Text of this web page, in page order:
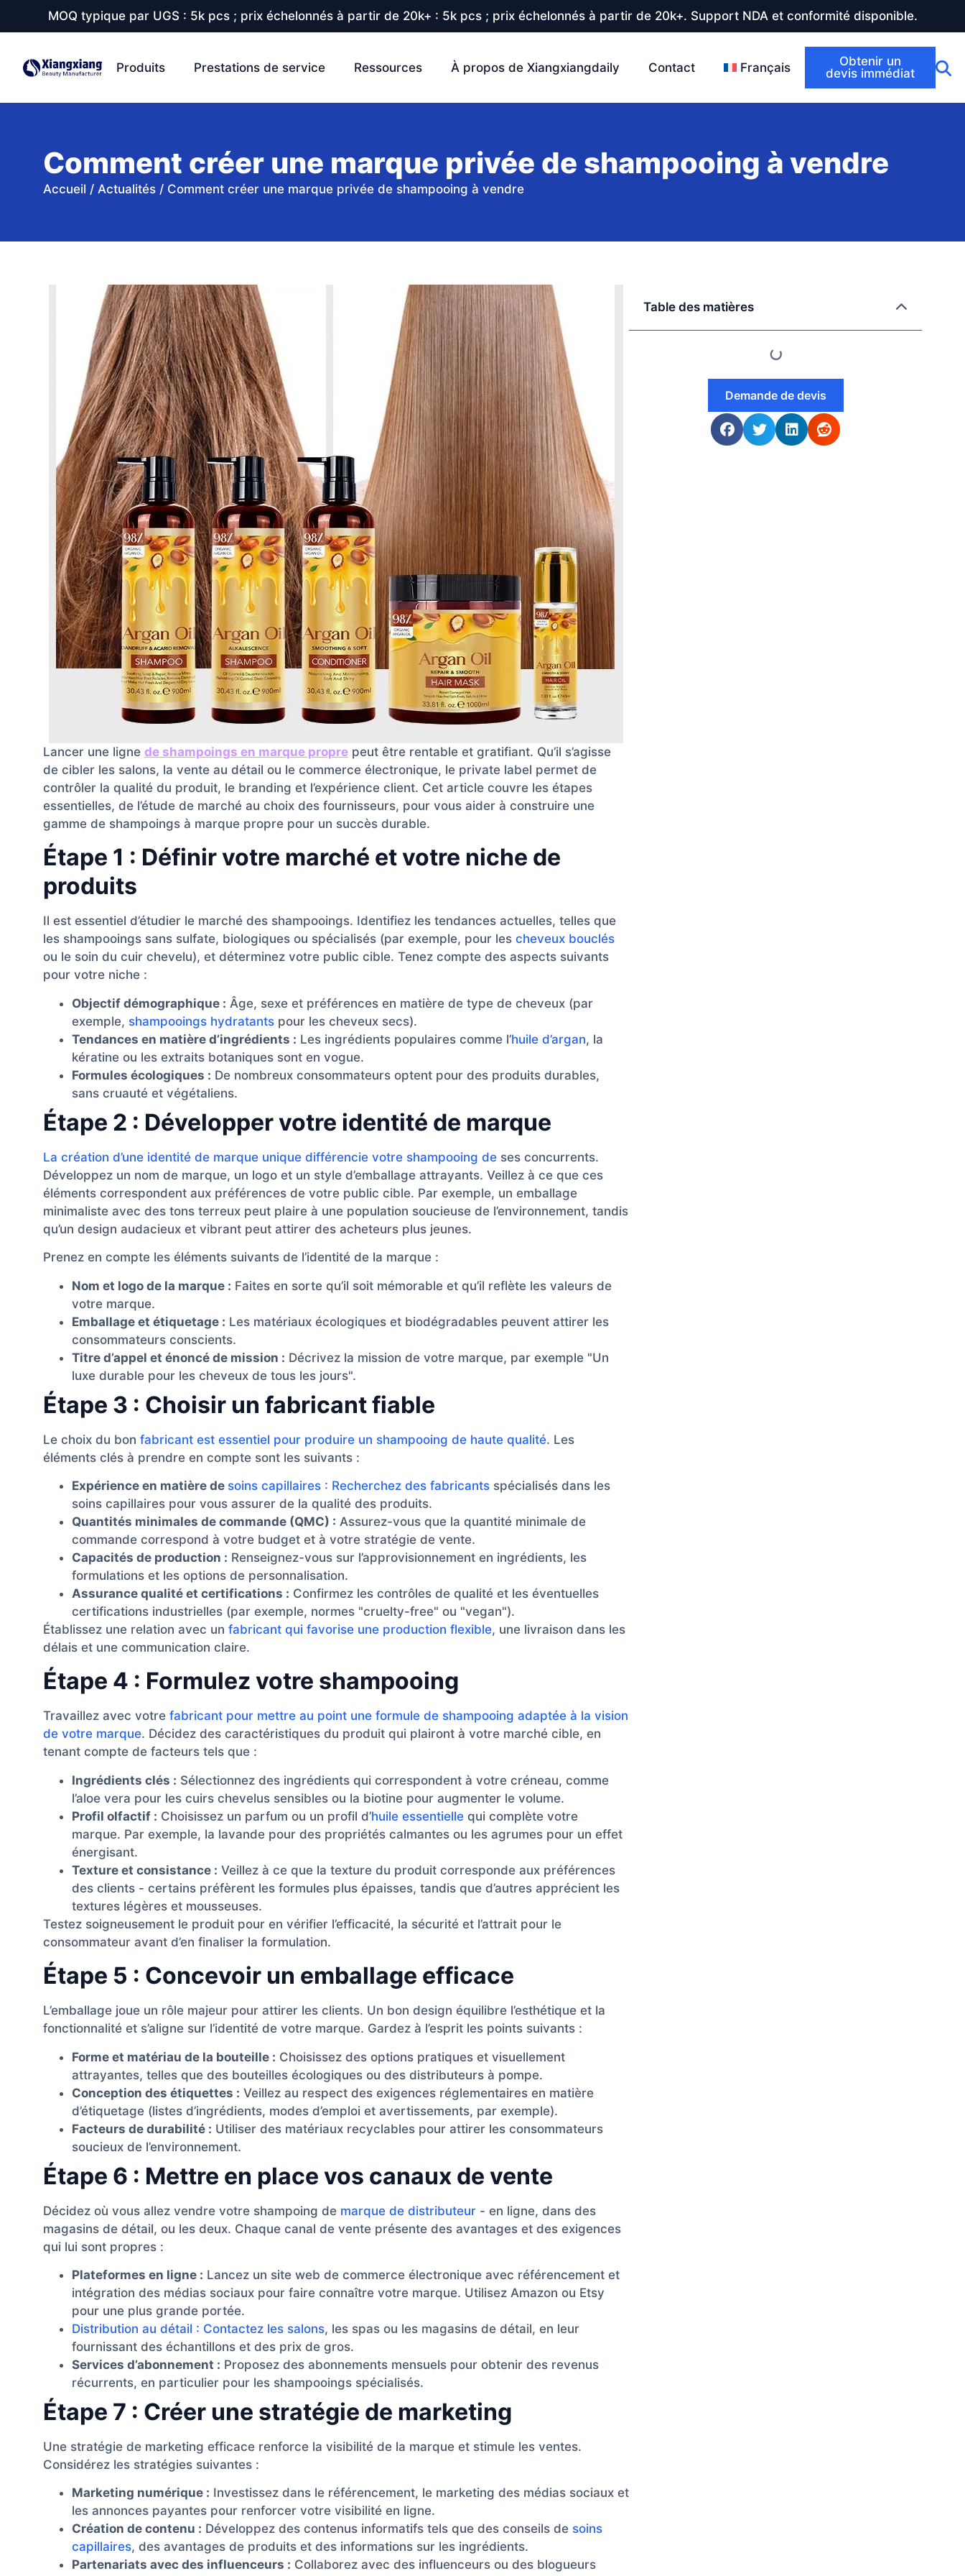
MOQ typique par UGS : 5k pcs ; prix échelonnés à partir de 20k+ : 5k pcs ; prix échelonnés à partir de 20k+. Support NDA et conformité disponible.
Produits Prestations de service Ressources À propos de Xiangxiangdaily Contact Français
Obtenir un
devis immédiat
Comment créer une marque privée de shampooing à vendre
Accueil / Actualités / Comment créer une marque privée de shampooing à vendre
Lancer une ligne de shampoings en marque propre peut être rentable et gratifiant. Qu’il s’agisse
de cibler les salons, la vente au détail ou le commerce électronique, le private label permet de
contrôler la qualité du produit, le branding et l’expérience client. Cet article couvre les étapes
essentielles, de l’étude de marché au choix des fournisseurs, pour vous aider à construire une
gamme de shampoings à marque propre pour un succès durable.
Étape 1 : Définir votre marché et votre niche de
produits
Il est essentiel d’étudier le marché des shampooings. Identifiez les tendances actuelles, telles que
les shampooings sans sulfate, biologiques ou spécialisés (par exemple, pour les cheveux bouclés
ou le soin du cuir chevelu), et déterminez votre public cible. Tenez compte des aspects suivants
pour votre niche :
Objectif démographique : Âge, sexe et préférences en matière de type de cheveux (par
exemple, shampooings hydratants pour les cheveux secs).
Tendances en matière d’ingrédients : Les ingrédients populaires comme l’huile d’argan, la
kératine ou les extraits botaniques sont en vogue.
Formules écologiques : De nombreux consommateurs optent pour des produits durables,
sans cruauté et végétaliens.
Étape 2 : Développer votre identité de marque
La création d’une identité de marque unique différencie votre shampooing de ses concurrents.
Développez un nom de marque, un logo et un style d’emballage attrayants. Veillez à ce que ces
éléments correspondent aux préférences de votre public cible. Par exemple, un emballage
minimaliste avec des tons terreux peut plaire à une population soucieuse de l’environnement, tandis
qu’un design audacieux et vibrant peut attirer des acheteurs plus jeunes.
Prenez en compte les éléments suivants de l’identité de la marque :
Nom et logo de la marque : Faites en sorte qu’il soit mémorable et qu’il reflète les valeurs de
votre marque.
Emballage et étiquetage : Les matériaux écologiques et biodégradables peuvent attirer les
consommateurs conscients.
Titre d’appel et énoncé de mission : Décrivez la mission de votre marque, par exemple "Un
luxe durable pour les cheveux de tous les jours".
Étape 3 : Choisir un fabricant fiable
Le choix du bon fabricant est essentiel pour produire un shampooing de haute qualité. Les
éléments clés à prendre en compte sont les suivants :
Expérience en matière de soins capillaires : Recherchez des fabricants spécialisés dans les
soins capillaires pour vous assurer de la qualité des produits.
Quantités minimales de commande (QMC) : Assurez-vous que la quantité minimale de
commande correspond à votre budget et à votre stratégie de vente.
Capacités de production : Renseignez-vous sur l’approvisionnement en ingrédients, les
formulations et les options de personnalisation.
Assurance qualité et certifications : Confirmez les contrôles de qualité et les éventuelles
certifications industrielles (par exemple, normes "cruelty-free" ou "vegan").
Établissez une relation avec un fabricant qui favorise une production flexible, une livraison dans les
délais et une communication claire.
Étape 4 : Formulez votre shampooing
Travaillez avec votre fabricant pour mettre au point une formule de shampooing adaptée à la vision
de votre marque. Décidez des caractéristiques du produit qui plairont à votre marché cible, en
tenant compte de facteurs tels que :
Ingrédients clés : Sélectionnez des ingrédients qui correspondent à votre créneau, comme
l’aloe vera pour les cuirs chevelus sensibles ou la biotine pour augmenter le volume.
Profil olfactif : Choisissez un parfum ou un profil d’huile essentielle qui complète votre
marque. Par exemple, la lavande pour des propriétés calmantes ou les agrumes pour un effet
énergisant.
Texture et consistance : Veillez à ce que la texture du produit corresponde aux préférences
des clients - certains préfèrent les formules plus épaisses, tandis que d’autres apprécient les
textures légères et mousseuses.
Testez soigneusement le produit pour en vérifier l’efficacité, la sécurité et l’attrait pour le
consommateur avant d’en finaliser la formulation.
Étape 5 : Concevoir un emballage efficace
L’emballage joue un rôle majeur pour attirer les clients. Un bon design équilibre l’esthétique et la
fonctionnalité et s’aligne sur l’identité de votre marque. Gardez à l’esprit les points suivants :
Forme et matériau de la bouteille : Choisissez des options pratiques et visuellement
attrayantes, telles que des bouteilles écologiques ou des distributeurs à pompe.
Conception des étiquettes : Veillez au respect des exigences réglementaires en matière
d’étiquetage (listes d’ingrédients, modes d’emploi et avertissements, par exemple).
Facteurs de durabilité : Utiliser des matériaux recyclables pour attirer les consommateurs
soucieux de l’environnement.
Étape 6 : Mettre en place vos canaux de vente
Décidez où vous allez vendre votre shampoing de marque de distributeur - en ligne, dans des
magasins de détail, ou les deux. Chaque canal de vente présente des avantages et des exigences
qui lui sont propres :
Plateformes en ligne : Lancez un site web de commerce électronique avec référencement et
intégration des médias sociaux pour faire connaître votre marque. Utilisez Amazon ou Etsy
pour une plus grande portée.
Distribution au détail : Contactez les salons, les spas ou les magasins de détail, en leur
fournissant des échantillons et des prix de gros.
Services d’abonnement : Proposez des abonnements mensuels pour obtenir des revenus
récurrents, en particulier pour les shampooings spécialisés.
Étape 7 : Créer une stratégie de marketing
Une stratégie de marketing efficace renforce la visibilité de la marque et stimule les ventes.
Considérez les stratégies suivantes :
Marketing numérique : Investissez dans le référencement, le marketing des médias sociaux et
les annonces payantes pour renforcer votre visibilité en ligne.
Création de contenu : Développez des contenus informatifs tels que des conseils de soins
capillaires, des avantages de produits et des informations sur les ingrédients.
Partenariats avec des influenceurs : Collaborez avec des influenceurs ou des blogueurs
Table des matières
Demande de devis